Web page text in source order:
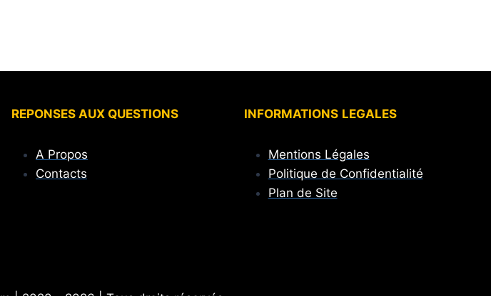
REPONSES AUX QUESTIONS
A Propos
Contacts
INFORMATIONS LEGALES
Mentions Légales
Politique de Confidentialité
Plan de Site